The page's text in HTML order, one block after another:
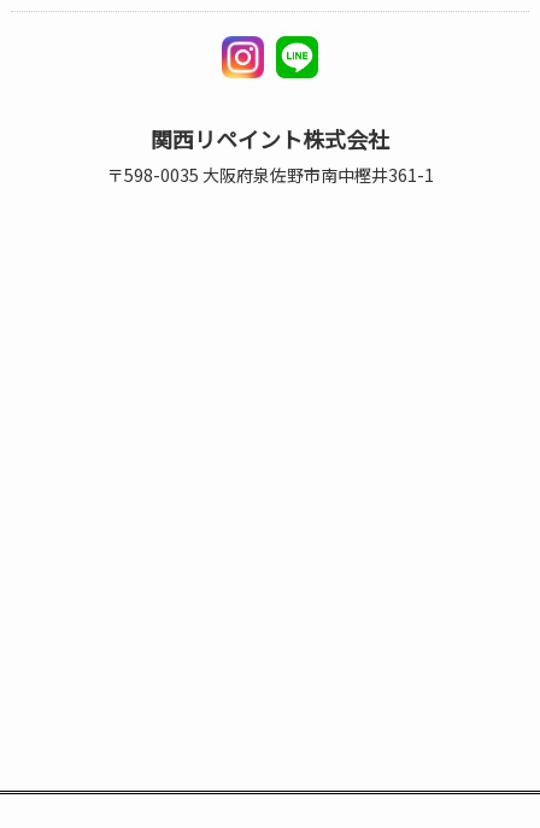
関西リペイント株式会社
〒598-0035 大阪府泉佐野市南中樫井361-1